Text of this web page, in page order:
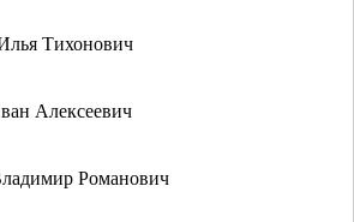
Тихонович
Алексеевич
Романович